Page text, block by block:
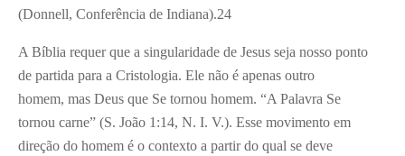
(Donnell, Conferência de Indiana).24
A Bíblia requer que a singularidade de Jesus seja nosso ponto
de partida para a Cristologia. Ele não é apenas outro
homem, mas Deus que Se tornou homem. “A Palavra Se
tornou carne” (S. João 1:14, N. I. V.). Esse movimento em
direção do homem é o contexto a partir do qual se deve